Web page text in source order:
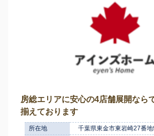
房総エリアに安心の4店舗展開なら
揃えております
所在地
千葉県東金市東岩崎27番地